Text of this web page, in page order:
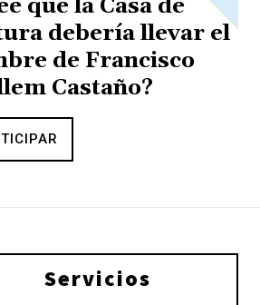
que la Casa de
debería llevar el
de Francisco
Castaño?
Servicios